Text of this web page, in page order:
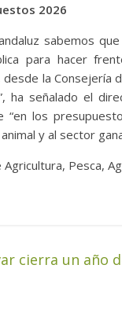
2026
sabemos
para hacer
la Consejería
ha señalado el
“en los
y al sector
Pesca,
cierra un año